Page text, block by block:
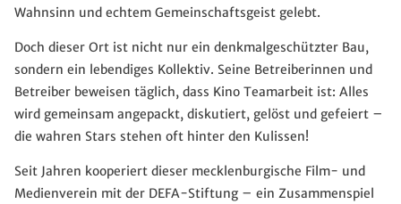
Wahnsinn und echtem Gemeinschaftsgeist gelebt.
Doch dieser Ort ist nicht nur ein denkmalgeschützter Bau,
sondern ein lebendiges Kollektiv. Seine Betreiberinnen und
Betreiber beweisen täglich, dass Kino Teamarbeit ist: Alles
wird gemeinsam angepackt, diskutiert, gelöst und gefeiert –
die wahren Stars stehen oft hinter den Kulissen!
Seit Jahren kooperiert dieser mecklenburgische Film- und
Medienverein mit der DEFA-Stiftung – ein Zusammenspiel